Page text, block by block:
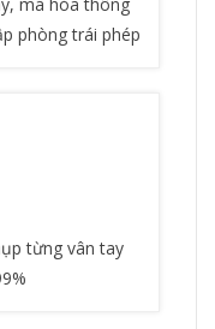
phòng trái phép
từng vân tay